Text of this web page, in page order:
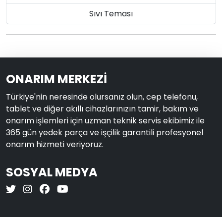
Sıvı Teması
ONARIM MERKEZİ
Türkiye'nin neresinde olursanız olun, cep telefonu,
tablet ve diğer akıllı cihazlarınızın tamir, bakım ve
onarım işlemleri için uzman teknik servis ekibimiz ile
365 gün yedek parça ve işçilik garantili profesyonel
onarım hizmeti veriyoruz.
SOSYAL MEDYA